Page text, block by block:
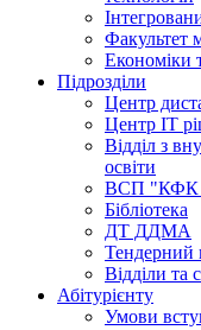
Факультет
Економіки
Підрозділи
Центр
Центр ІТ
Відділ з
освіти
ВСП "КФК
Бібліотека
ДТ ДДМА
Тендерний
Відділи та
Абітурієнту
Умови